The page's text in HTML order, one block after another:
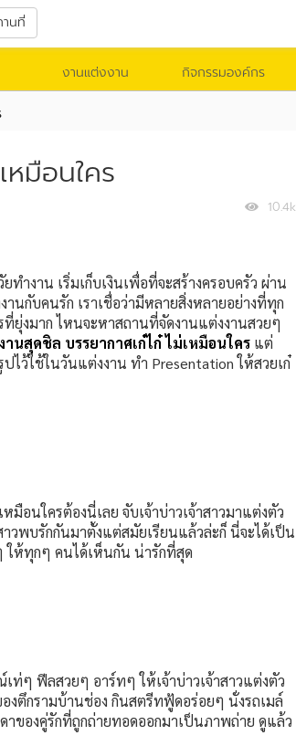
นที่
งานแต่งงาน กิจกรรมองค์กร
หมือนใคร
10.4k
ำงาน เริ่มเก็บเงินเพื่อที่จะสร้างครอบครัว ผ่าน
นกับคนรัก เราเชื่อว่ามีหลายสิ่งหลายอย่างที่ทุก
ที่ยุ่งมาก ไหนจะหาสถานที่จัดงานแต่งงานสวยๆ
นสุดชิล บรรยากาศเก๋ไก๋ ไม่เหมือนใคร แต่
ไว้ใช้ในวันแต่งงาน ทำ Presentation ให้สวยเก๋
มือนใครต้องนี่เลย จับเจ้าบ่าวเจ้าสาวมาแต่งตัว
าวพบรักกันมาตั้งแต่สมัยเรียนแล้วล่ะก็ นี่จะได้เป็น
ให้ทุกๆ คนได้เห็นกัน น่ารักที่สุด
ท่ๆ ฟีลสวยๆ อาร์ทๆ ให้เจ้าบ่าวเจ้าสาวแต่งตัว
งตึกรามบ้านช่อง กินสตรีทฟู้ดอร่อยๆ นั่งรถเมล์
ของคู่รักที่ถูกถ่ายทอดออกมาเป็นภาพถ่าย ดูแล้ว